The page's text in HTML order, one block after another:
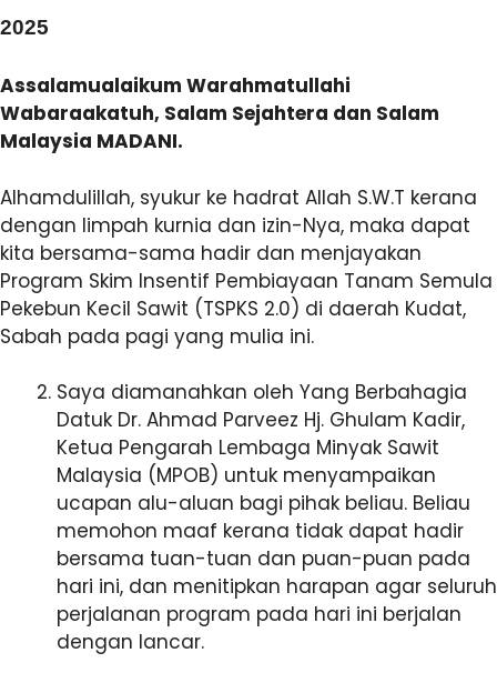
2025
Assalamualaikum Warahmatullahi
Wabaraakatuh, Salam Sejahtera dan Salam
Malaysia MADANI.
Alhamdulillah, syukur ke hadrat Allah S.W.T kerana
dengan limpah kurnia dan izin-Nya, maka dapat
kita bersama-sama hadir dan menjayakan
Program Skim Insentif Pembiayaan Tanam Semula
Pekebun Kecil Sawit (TSPKS 2.0) di daerah Kudat,
Sabah pada pagi yang mulia ini.
Saya diamanahkan oleh Yang Berbahagia
Datuk Dr. Ahmad Parveez Hj. Ghulam Kadir,
Ketua Pengarah Lembaga Minyak Sawit
Malaysia (MPOB) untuk menyampaikan
ucapan alu-aluan bagi pihak beliau. Beliau
memohon maaf kerana tidak dapat hadir
bersama tuan-tuan dan puan-puan pada
hari ini, dan menitipkan harapan agar seluruh
perjalanan program pada hari ini berjalan
dengan lancar.